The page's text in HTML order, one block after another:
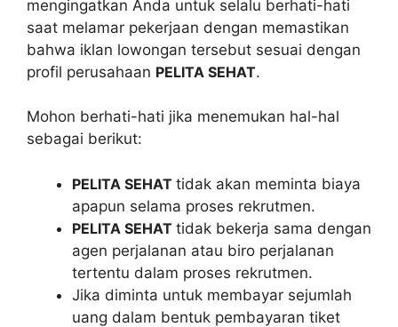
mengingatkan Anda untuk selalu berhati-hati
saat melamar pekerjaan dengan memastikan
bahwa iklan lowongan tersebut sesuai dengan
profil perusahaan PELITA SEHAT.
Mohon berhati-hati jika menemukan hal-hal
sebagai berikut:
PELITA SEHAT tidak akan meminta biaya
apapun selama proses rekrutmen.
PELITA SEHAT tidak bekerja sama dengan
agen perjalanan atau biro perjalanan
tertentu dalam proses rekrutmen.
Jika diminta untuk membayar sejumlah
uang dalam bentuk pembayaran tiket